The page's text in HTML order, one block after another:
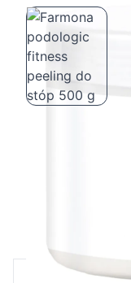
Farmona